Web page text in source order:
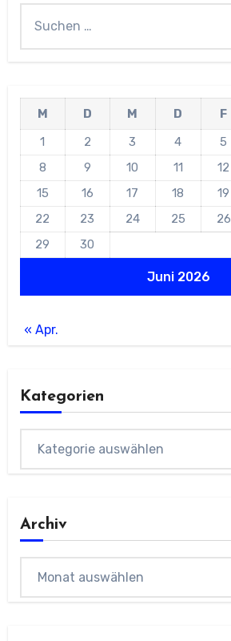
nach:
Juni 2026
M D M D F
1
2 3 4 5
8
9 10 11 12
15
16 17 18 19
22
23 24 25 26
29
30
« Apr.
Kategorien
Archiv